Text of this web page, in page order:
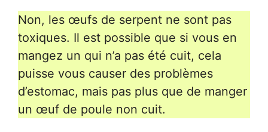
Non, les œufs de serpent ne sont pas
toxiques. Il est possible que si vous en
mangez un qui n’a pas été cuit, cela
puisse vous causer des problèmes
d’estomac, mais pas plus que de manger
un œuf de poule non cuit.